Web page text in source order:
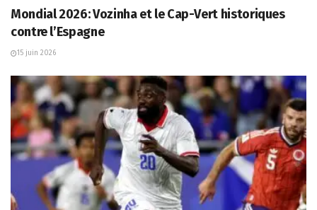
Mondial 2026: Vozinha et le Cap-Vert historiques
contre l’Espagne
15 juin 2026